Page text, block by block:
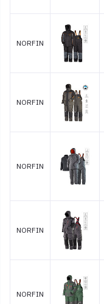
NORFIN
NORFIN
NORFIN
NORFIN
NORFIN